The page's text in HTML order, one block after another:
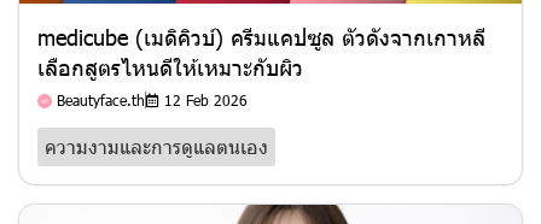
medicube (เมดิคิวบ์) ครีมแคปซูล ตัวดังจากเกาหลี
เลือกสูตรไหนดีให้เหมาะกับผิว
Beautyface.th 12 Feb 2026
ความงามและการดูแลตนเอง